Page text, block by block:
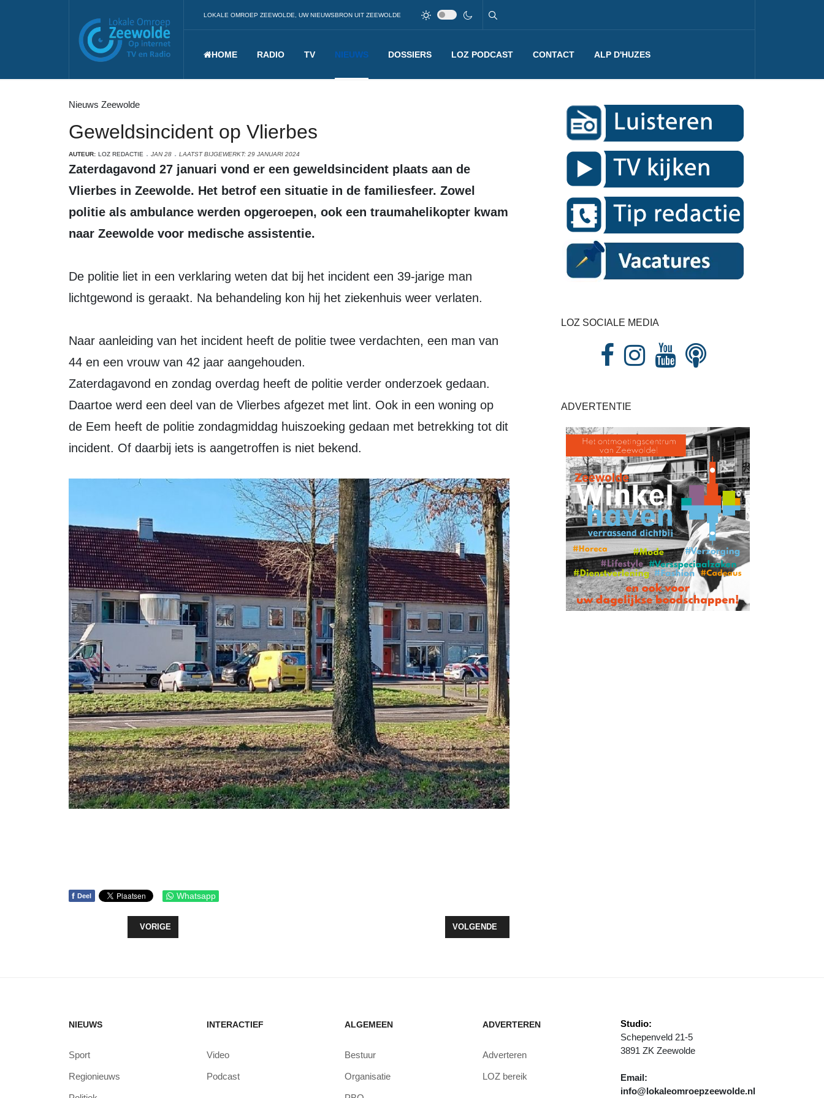
LOKALE OMROEP ZEEWOLDE, UW NIEUWSBRON UIT ZEEWOLDE
HOME RADIO TV NIEUWS DOSSIERS LOZ PODCAST CONTACT ALP D'HUZES
Nieuws Zeewolde
Geweldsincident op Vlierbes
AUTEUR: LOZ REDACTIE JAN 28 LAATST BIJGEWERKT: 29 JANUARI 2024
Zaterdagavond 27 januari vond er een geweldsincident plaats aan de
Vlierbes in Zeewolde. Het betrof een situatie in de familiesfeer. Zowel
politie als ambulance werden opgeroepen, ook een traumahelikopter kwam
naar Zeewolde voor medische assistentie.
De politie liet in een verklaring weten dat bij het incident een 39-jarige man
lichtgewond is geraakt. Na behandeling kon hij het ziekenhuis weer verlaten.
Naar aanleiding van het incident heeft de politie twee verdachten, een man van
44 en een vrouw van 42 jaar aangehouden.
Zaterdagavond en zondag overdag heeft de politie verder onderzoek gedaan.
Daartoe werd een deel van de Vlierbes afgezet met lint. Ook in een woning op
de Eem heeft de politie zondagmiddag huiszoeking gedaan met betrekking tot dit
incident. Of daarbij iets is aangetroffen is niet bekend.
f Deel Whatsapp
VORIG ARTIKEL: VRIJWILLIGERS VOOR DE AVONDVIERDAAGSE
VORIGE VOLGENDE ARTIKEL: STRESS EN SPANNING ONDER BOEREN DOOR UITBREIDING
VOLGENDE
LOZ SOCIALE MEDIA
ADVERTENTIE
NIEUWS
Sport
Regionieuws
INTERACTIEF
Video
Podcast
ALGEMEEN
Bestuur
Organisatie
ADVERTEREN
Adverteren
LOZ bereik
Studio:
Schepenveld 21-5
3891 ZK Zeewolde
Email:
info@lokaleomroepzeewolde.nl